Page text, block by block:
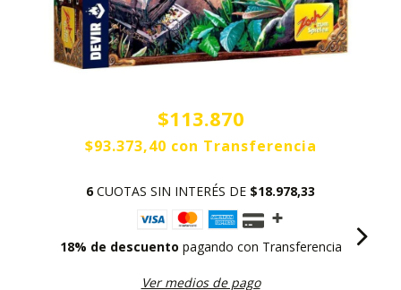
$113.870
$93.373,40 con Transferencia
6CUOTAS SIN INTERÉS DE $18.978,33
18% de descuento pagando con Transferencia
Ver medios de pago